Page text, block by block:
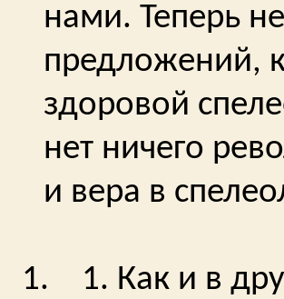
нами. Теперь
предложений,
здоровой
нет ничего
и вера в
1.
1. Как и в